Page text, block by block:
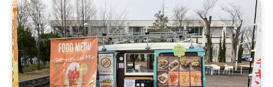
ティラミスクレープ、ホットサンド(各種)、シャインマス
カット(季節限定)、いちごチョコ(季節限定)、いちごミル
フィーユ(季節限定)、クレープ各種(600円)、クレープ各種
(500円)、かき氷、レモネード/レモンスカッシュ、ココ
ア、コーンスープ、ドリンク各種